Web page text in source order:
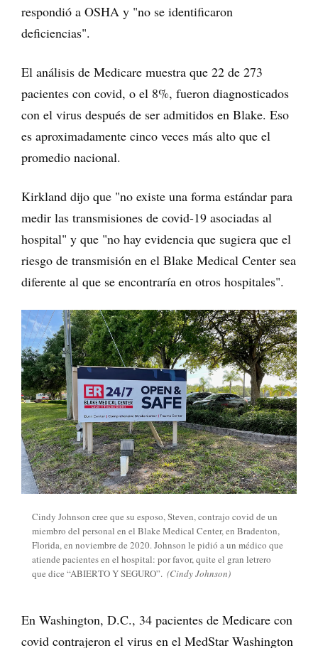
respondió a OSHA y "no se identificaron
deficiencias".
El análisis de Medicare muestra que 22 de 273
pacientes con covid, o el 8%, fueron diagnosticados
con el virus después de ser admitidos en Blake. Eso
es aproximadamente cinco veces más alto que el
promedio nacional.
Kirkland dijo que "no existe una forma estándar para
medir las transmisiones de covid-19 asociadas al
hospital" y que "no hay evidencia que sugiera que el
riesgo de transmisión en el Blake Medical Center sea
diferente al que se encontraría en otros hospitales".
Cindy Johnson cree que su esposo, Steven, contrajo covid de un
miembro del personal en el Blake Medical Center, en Bradenton,
Florida, en noviembre de 2020. Johnson le pidió a un médico que
atiende pacientes en el hospital: por favor, quite el gran letrero
que dice “ABIERTO Y SEGURO”. (Cindy Johnson)
En Washington, D.C., 34 pacientes de Medicare con
covid contrajeron el virus en el MedStar Washington